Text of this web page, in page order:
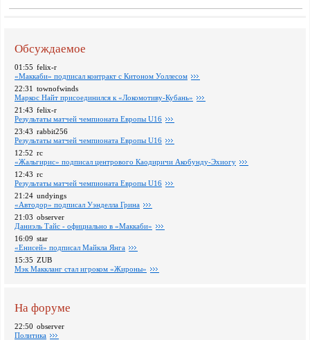
Обсуждаемое
01:55 felix-r
«Маккаби» подписал контракт с Китоном Уоллесом
22:31 townofwinds
Маркос Найт присоединился к «Локомотиву-Кубань»
21:43 felix-r
Pезультаты матчей чемпионата Европы U16
23:43 rabbit256
Pезультаты матчей чемпионата Европы U16
12:52 rc
«Жальгирис» подписал центрового Каодиричи Акобунду-Эхиогу
12:43 rc
Pезультаты матчей чемпионата Европы U16
21:24 undyings
«Автодор» подписал Уэнделла Грина
21:03 observer
Даниэль Тайс - официально в «Маккаби»
16:09 star
«Енисей» подписал Майкла Янга
15:35 ZUB
Мэк Маккланг стал игроком «Жироны»
На форуме
22:50 observer
Политика